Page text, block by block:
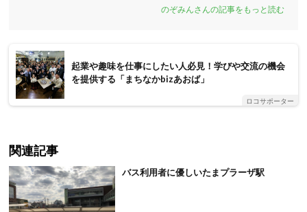
のぞみんさんの記事をもっと読む
起業や趣味を仕事にしたい人必見！学びや交流の機会
を提供する「まちなかbizあおば」
ロコサポーター
関連記事
バス利用者に優しいたまプラーザ駅